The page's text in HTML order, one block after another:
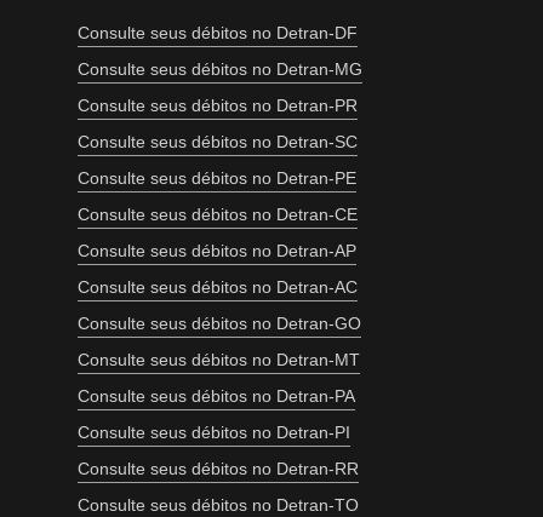
Consulte seus débitos no Detran-DF
Consulte seus débitos no Detran-MG
Consulte seus débitos no Detran-PR
Consulte seus débitos no Detran-SC
Consulte seus débitos no Detran-PE
Consulte seus débitos no Detran-CE
Consulte seus débitos no Detran-AP
Consulte seus débitos no Detran-AC
Consulte seus débitos no Detran-GO
Consulte seus débitos no Detran-MT
Consulte seus débitos no Detran-PA
Consulte seus débitos no Detran-PI
Consulte seus débitos no Detran-RR
Consulte seus débitos no Detran-TO